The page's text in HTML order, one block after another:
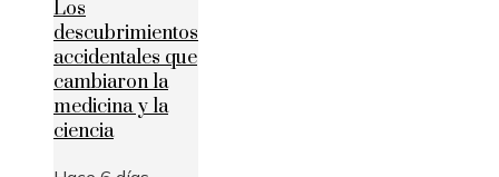
Los
descubrimientos
accidentales que
cambiaron la
medicina y la
ciencia